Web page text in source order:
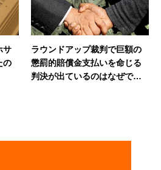
。
は
な話なのでしょうか。
サ
の
ラウンドアップ裁判で巨額の
懲罰的賠償金支払いを命じる
判決が出ているのはなぜです